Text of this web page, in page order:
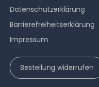
Datenschutzerklärung
Barrierefreiheitserklärung
Impressum
Bestellung widerrufen